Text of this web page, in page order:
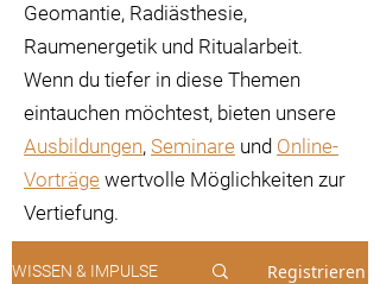
Geomantie, Radiästhesie,
Raumenergetik und Ritualarbeit.
Wenn du tiefer in diese Themen
eintauchen möchtest, bieten unsere
Ausbildungen, Seminare und Online-
Vorträge wertvolle Möglichkeiten zur
Vertiefung.
WISSEN & IMPULSE Registrieren